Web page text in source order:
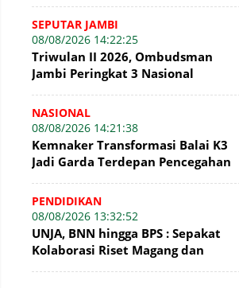
SEPUTAR JAMBI
08/08/2026 14:22:25
Triwulan II 2026, Ombudsman
Jambi Peringkat 3 Nasional
NASIONAL
08/08/2026 14:21:38
Kemnaker Transformasi Balai K3
Jadi Garda Terdepan Pencegahan
PENDIDIKAN
08/08/2026 13:32:52
UNJA, BNN hingga BPS : Sepakat
Kolaborasi Riset Magang dan